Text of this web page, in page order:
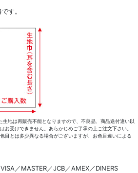
す。
地は再販売不能となりますので、不良品、商品送付違い以
お受けできません。あらかじめご了承の上ご注文下さい。
目とは多少異なる場合がございますが、お色目違いによる
／MASTER／JCB／AMEX／DINERS